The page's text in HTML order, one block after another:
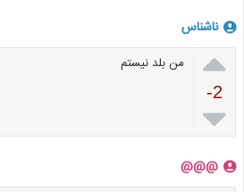
ناشناس

-2

من بلد نیستم
@@@